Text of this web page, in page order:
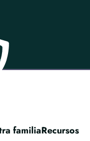
familiaRecursos